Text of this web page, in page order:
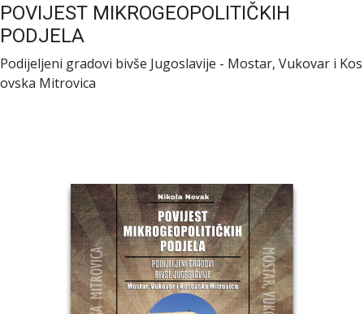
POVIJEST MIKROGEOPOLITIČKIH
PODJELA
Podijeljeni gradovi bivše Jugoslavije - Mostar, Vukovar i Kos
ovska Mitrovica